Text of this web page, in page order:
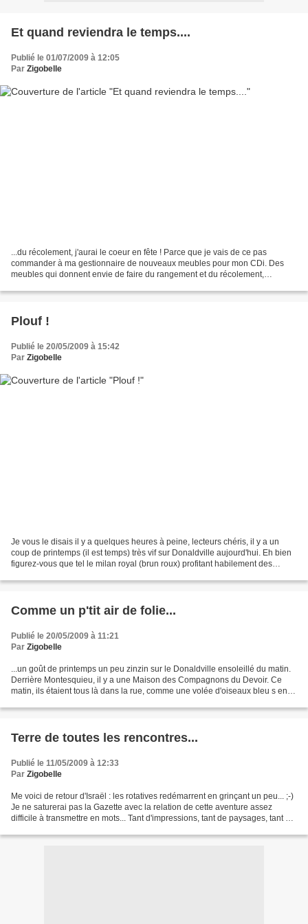
Et quand reviendra le temps....
Publié le 01/07/2009 à 12:05
Par Zigobelle
...du récolement, j'aurai le coeur en fête ! Parce que je vais de ce pas
commander à ma gestionnaire de nouveaux meubles pour mon CDi. Des
meubles qui donnent envie de faire du rangement et du récolement,
Plouf !
Publié le 20/05/2009 à 15:42
Par Zigobelle
Je vous le disais il y a quelques heures à peine, lecteurs chéris, il y a un
coup de printemps (il est temps) très vif sur Donaldville aujourd'hui. Eh bien
figurez-vous que tel le milan royal (brun roux) profitant habilement des
Comme un p'tit air de folie...
Publié le 20/05/2009 à 11:21
Par Zigobelle
...un goût de printemps un peu zinzin sur le Donaldville ensoleillé du matin.
Derrière Montesquieu, il y a une Maison des Compagnons du Devoir. Ce
matin, ils étaient tous là dans la rue, comme une volée d'oiseaux bleu s en
Terre de toutes les rencontres...
Publié le 11/05/2009 à 12:33
Par Zigobelle
Me voici de retour d'Israël : les rotatives redémarrent en grinçant un peu... ;-)
Je ne saturerai pas la Gazette avec la relation de cette aventure assez
difficile à transmettre en mots... Tant d'impressions, tant de paysages, tant de